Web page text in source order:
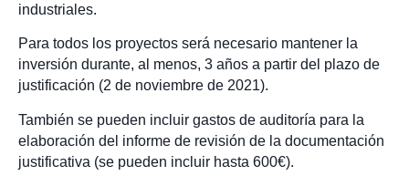
industriales.
Para todos los proyectos será necesario mantener la
inversión durante, al menos, 3 años a partir del plazo de
justificación (2 de noviembre de 2021).
También se pueden incluir gastos de auditoría para la
elaboración del informe de revisión de la documentación
justificativa (se pueden incluir hasta 600€).